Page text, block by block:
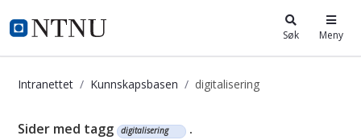
i.ntnu.no Søk Meny
Intranettet Kunnskapsbasen digitalisering
Kunnskapsbasen
Sider med tagg digitalisering .